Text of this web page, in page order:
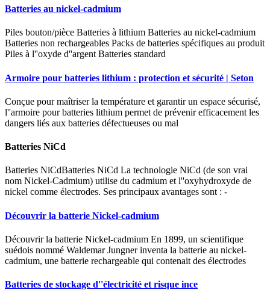
Batteries au nickel-cadmium
Piles bouton/pièce Batteries à lithium Batteries au nickel-cadmium
Batteries non rechargeables Packs de batteries spécifiques au produit
Piles à l''oxyde d''argent Batteries standard
Armoire pour batteries lithium : protection et sécurité | Seton
Conçue pour maîtriser la température et garantir un espace sécurisé,
l''armoire pour batteries lithium permet de prévenir efficacement les
dangers liés aux batteries défectueuses ou mal
Batteries NiCd
Batteries NiCdBatteries NiCd La technologie NiCd (de son vrai
nom Nickel-Cadmium) utilise du cadmium et l''oxyhydroxyde de
nickel comme électrodes. Ses principaux avantages sont : -
Découvrir la batterie Nickel-cadmium
Découvrir la batterie Nickel-cadmium En 1899, un scientifique
suédois nommé Waldemar Jungner inventa la batterie au nickel-
cadmium, une batterie rechargeable qui contenait des électrodes
Batteries de stockage d''électricité et risque ince